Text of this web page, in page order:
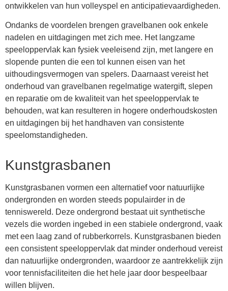
ontwikkelen van hun volleyspel en anticipatievaardigheden.
Ondanks de voordelen brengen gravelbanen ook enkele
nadelen en uitdagingen met zich mee. Het langzame
speeloppervlak kan fysiek veeleisend zijn, met langere en
slopende punten die een tol kunnen eisen van het
uithoudingsvermogen van spelers. Daarnaast vereist het
onderhoud van gravelbanen regelmatige watergift, slepen
en reparatie om de kwaliteit van het speeloppervlak te
behouden, wat kan resulteren in hogere onderhoudskosten
en uitdagingen bij het handhaven van consistente
speelomstandigheden.
Kunstgrasbanen
Kunstgrasbanen vormen een alternatief voor natuurlijke
ondergronden en worden steeds populairder in de
tenniswereld. Deze ondergrond bestaat uit synthetische
vezels die worden ingebed in een stabiele ondergrond, vaak
met een laag zand of rubberkorrels. Kunstgrasbanen bieden
een consistent speeloppervlak dat minder onderhoud vereist
dan natuurlijke ondergronden, waardoor ze aantrekkelijk zijn
voor tennisfaciliteiten die het hele jaar door bespeelbaar
willen blijven.